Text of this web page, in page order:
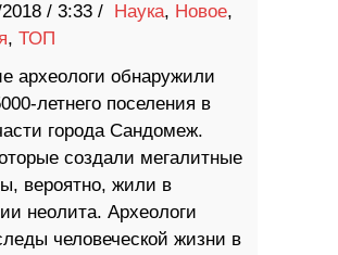
/ 3:33 / Наука, Новое,
, ТОП
археологи обнаружили
летнего поселения в
города Сандомеж.
создали мегалитные
вероятно, жили в
неолита. Археологи
человеческой жизни в